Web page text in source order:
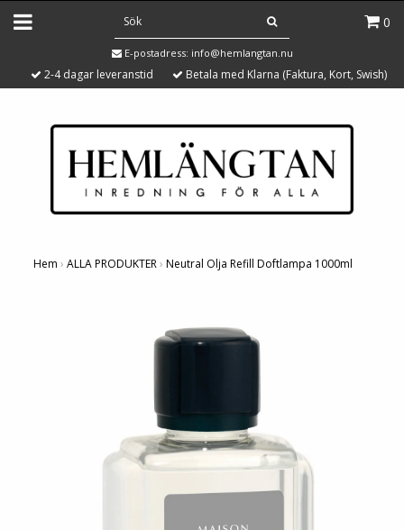
0
E-postadress: info@hemlangtan.nu
2-4 dagar leveranstid Betala med Klarna (Faktura, Kort, Swish)
Hem › ALLA PRODUKTER› Neutral Olja Refill Doftlampa 1000ml